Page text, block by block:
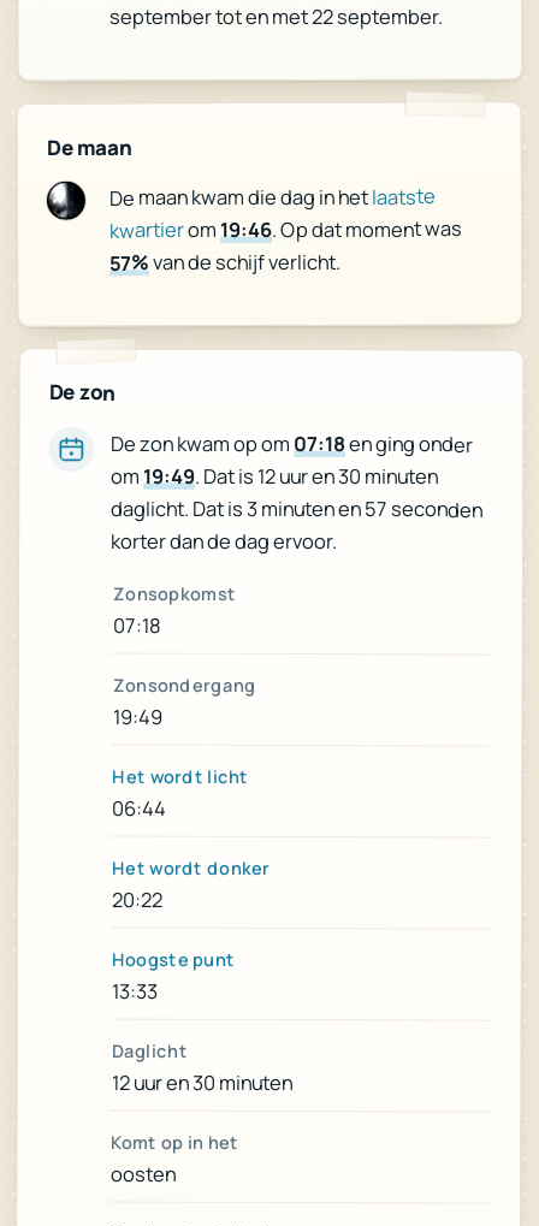
september tot en met 22 september.
De maan
De maan kwam die dag in hetlaatste
kwartierom19:46. Op dat moment was
57%van de schijf verlicht.
De zon
De zon kwam op om 07:18en ging onder
om 19:49. Dat is 12 uur en 30 minuten
daglicht. Dat is 3 minuten en 57 seconden
korter dan de dag ervoor.
Zonsopkomst
07:18
Zonsondergang
19:49
Het wordt licht
06:44
Het wordt donker
20:22
Hoogste punt
13:33
Daglicht
12 uur en 30 minuten
Komt op in het
oosten